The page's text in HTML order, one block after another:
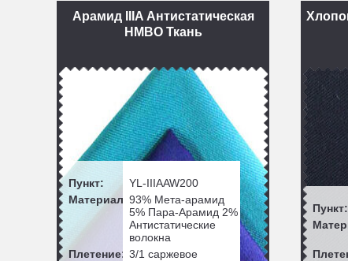
Арамид IIIA Антистатическая
НМВО Ткань
Пункт:
YL-IIIAAW200
Материал: 93% Мета-арамид
5% Пара-Арамид 2%
Антистатические
волокна
Плетение: 3/1 саржевое
Пункт: